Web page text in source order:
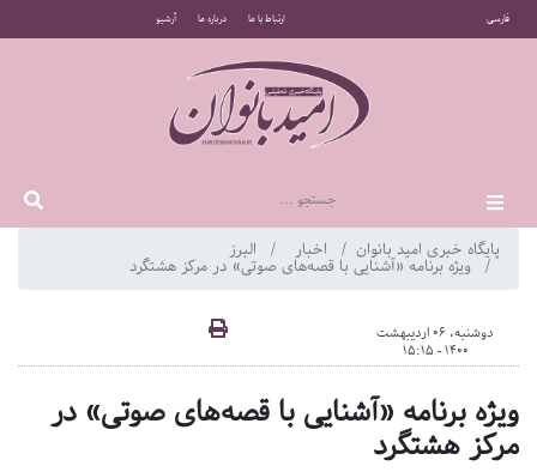
فارسی ارتباط با ما درباره ما آرشیو
پایگاه خبری امید بانوان اخبار البرز
ویژه برنامه «آشنایی با قصه‌های صوتی» در مرکز هشتگرد
دوشنبه، 06 اردیبهشت
1400 - 15:15
ویژه برنامه «آشنایی با قصه‌های صوتی» در
مرکز هشتگرد